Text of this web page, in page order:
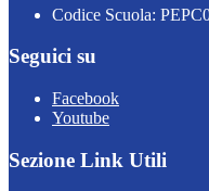
Codice Scuola:
Seguici su
Facebook
Youtube
Sezione Link Utili